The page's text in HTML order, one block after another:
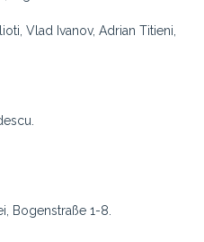
Vlad Ivanov, Adrian Titieni,
Bogenstraße 1-8.